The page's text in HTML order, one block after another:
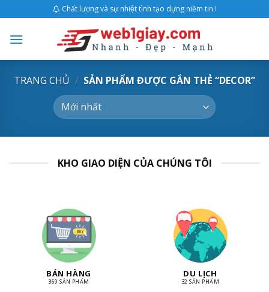
content
Chất lượng và sự nhiệt tình tạo dựng niềm tin !
TRANG CHỦ / SẢN PHẨM ĐƯỢC GẮN THẺ “DECOR”
KHO GIAO DIỆN CỦA CHÚNG TÔI
BÁN HÀNG
369 SẢN PHẨM
DU LỊCH
32 SẢN PHẨM